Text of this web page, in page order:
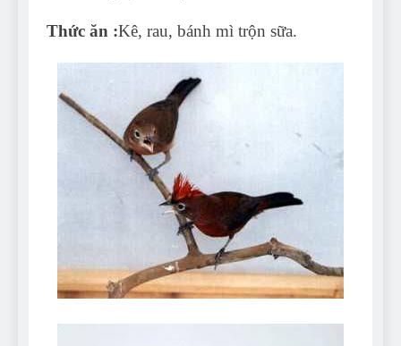
Thức ăn :Kê, rau, bánh mì trộn sữa.